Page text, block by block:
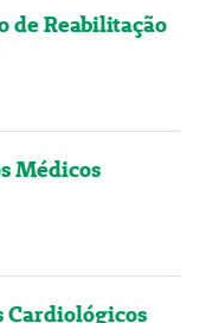
de Reabilitação
Médicos
Cardiológicos